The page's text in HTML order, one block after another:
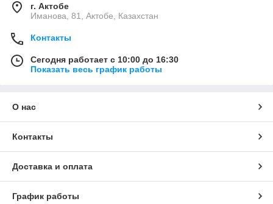
г. Актобе
Иманова, 81, Актобе, Казахстан
Контакты
Сегодня работает с 10:00 до 16:30
Показать весь график работы
О нас
Контакты
Доставка и оплата
График работы